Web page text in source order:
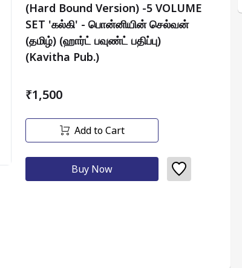
(Hard Bound Version) -5 VOLUME
SET 'கல்கி' - பொன்னியின் செல்வன்
(தமிழ்) (ஹார்ட் பவுண்ட் பதிப்பு)
(Kavitha Pub.)
₹1,500
Add to Cart
Buy Now